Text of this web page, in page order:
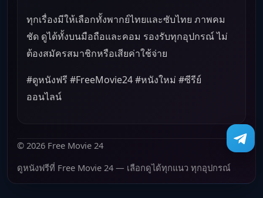
ทุกเรื่องมีให้เลือกทั้งพากย์ไทยและซับไทย ภาพคม
ชัด ดูได้ทั้งบนมือถือและคอม รองรับทุกอุปกรณ์ ไม่
ต้องสมัครสมาชิกหรือเสียค่าใช้จ่าย
#ดูหนังฟรี #FreeMovie24 #หนังใหม่ #ซีรีย์
ออนไลน์
© 2026 Free Movie 24
ดูหนังฟรีที่ Free Movie 24 — เลือกดูได้ทุกแนว ทุกอุปกรณ์